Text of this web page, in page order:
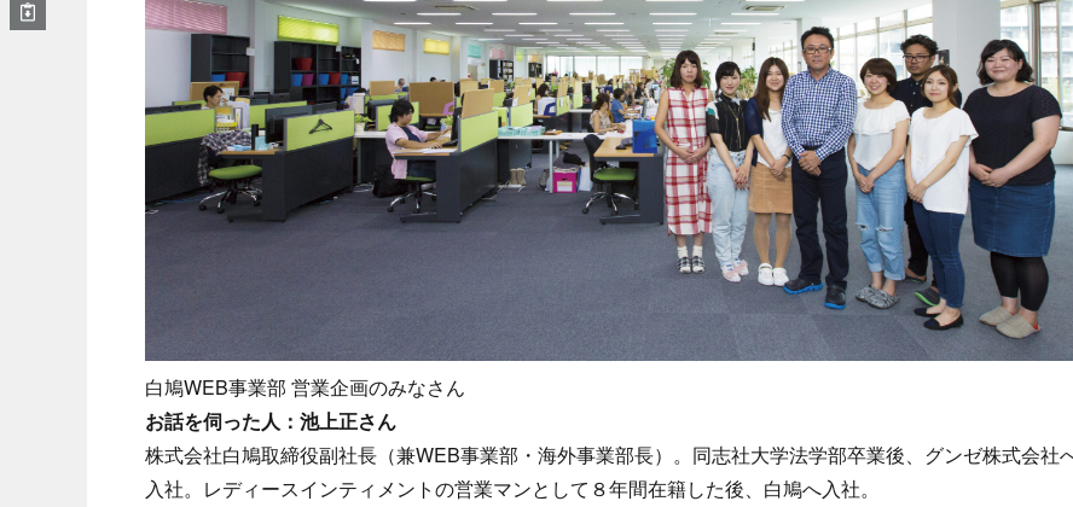
白鳩WEB事業部 営業企画のみなさん
お話を伺った人：池上正さん
株式会社白鳩取締役副社長（兼WEB事業部・海外事業部長）。同志社大学法学部卒業後、グンゼ株式会社
入社。レディースインティメントの営業マンとして８年間在籍した後、白鳩へ入社。